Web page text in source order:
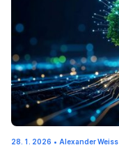
28. 1. 2026 2• Alexander Weiss